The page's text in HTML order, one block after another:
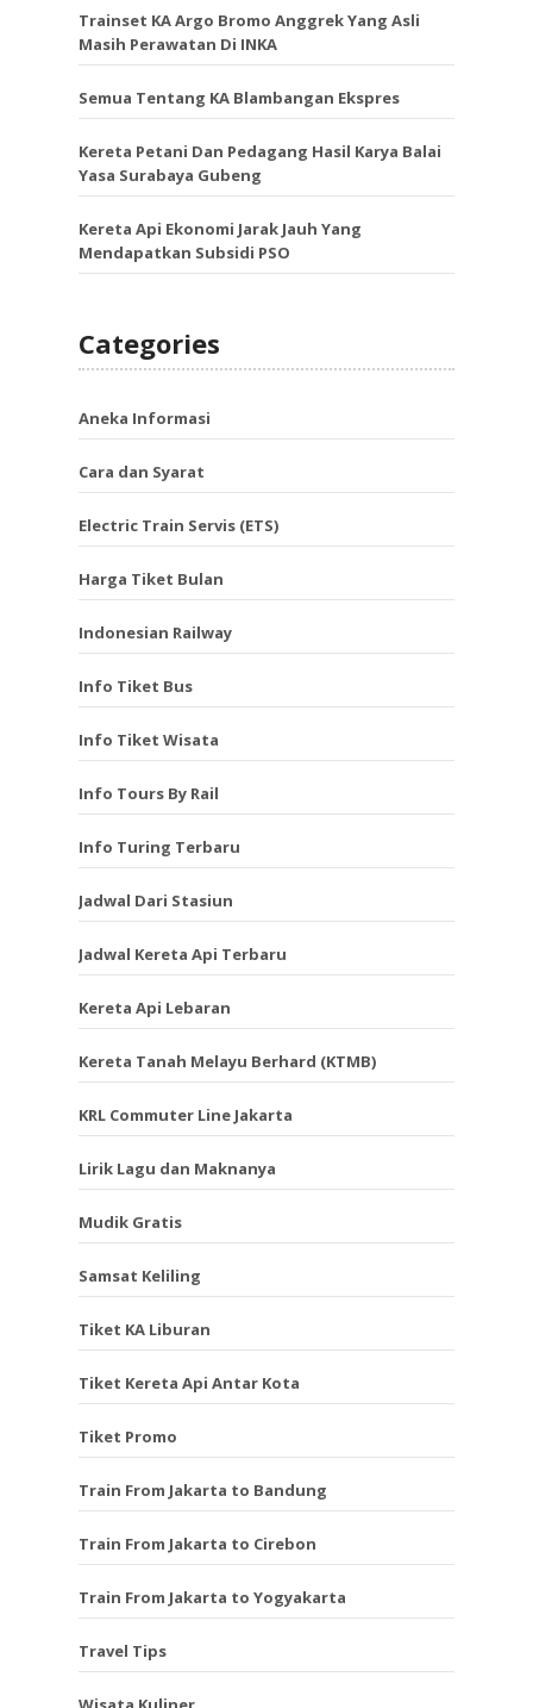
Trainset KA Argo Bromo Anggrek Yang Asli
Masih Perawatan Di INKA
Semua Tentang KA Blambangan Ekspres
Kereta Petani Dan Pedagang Hasil Karya Balai
Yasa Surabaya Gubeng
Kereta Api Ekonomi Jarak Jauh Yang
Mendapatkan Subsidi PSO
Categories
Aneka Informasi
Cara dan Syarat
Electric Train Servis (ETS)
Harga Tiket Bulan
Indonesian Railway
Info Tiket Bus
Info Tiket Wisata
Info Tours By Rail
Info Turing Terbaru
Jadwal Dari Stasiun
Jadwal Kereta Api Terbaru
Kereta Api Lebaran
Kereta Tanah Melayu Berhard (KTMB)
KRL Commuter Line Jakarta
Lirik Lagu dan Maknanya
Mudik Gratis
Samsat Keliling
Tiket KA Liburan
Tiket Kereta Api Antar Kota
Tiket Promo
Train From Jakarta to Bandung
Train From Jakarta to Cirebon
Train From Jakarta to Yogyakarta
Travel Tips